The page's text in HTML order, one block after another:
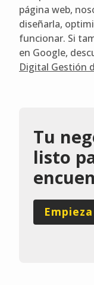
página web,
diseñarla,
funcionar. Si
en Google,
Digital Gestión
Tu
listo